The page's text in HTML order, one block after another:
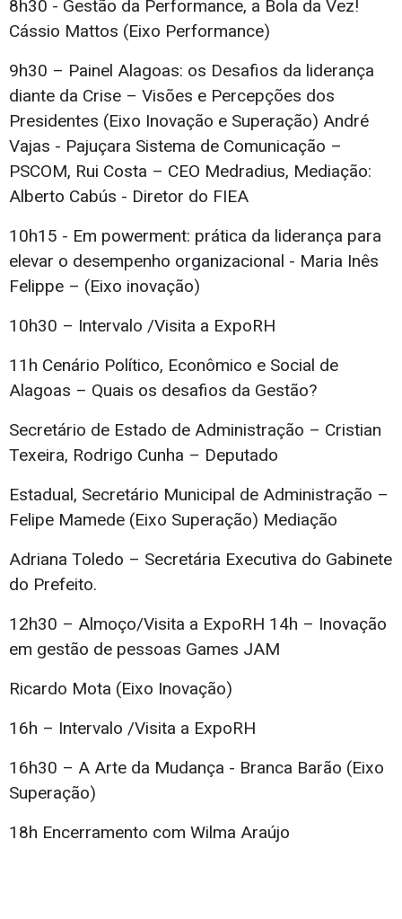
8h30 - Gestão da Performance, a Bola da Vez!
Cássio Mattos (Eixo Performance)
9h30 – Painel Alagoas: os Desafios da liderança
diante da Crise – Visões e Percepções dos
Presidentes (Eixo Inovação e Superação) André
Vajas - Pajuçara Sistema de Comunicação –
PSCOM, Rui Costa – CEO Medradius, Mediação:
Alberto Cabús - Diretor do FIEA
10h15 - Em powerment: prática da liderança para
elevar o desempenho organizacional - Maria Inês
Felippe – (Eixo inovação)
10h30 – Intervalo /Visita a ExpoRH
11h Cenário Político, Econômico e Social de
Alagoas – Quais os desafios da Gestão?
Secretário de Estado de Administração – Cristian
Texeira, Rodrigo Cunha – Deputado
Estadual, Secretário Municipal de Administração –
Felipe Mamede (Eixo Superação) Mediação
Adriana Toledo – Secretária Executiva do Gabinete
do Prefeito.
12h30 – Almoço/Visita a ExpoRH 14h – Inovação
em gestão de pessoas Games JAM
Ricardo Mota (Eixo Inovação)
16h – Intervalo /Visita a ExpoRH
16h30 – A Arte da Mudança - Branca Barão (Eixo
Superação)
18h Encerramento com Wilma Araújo